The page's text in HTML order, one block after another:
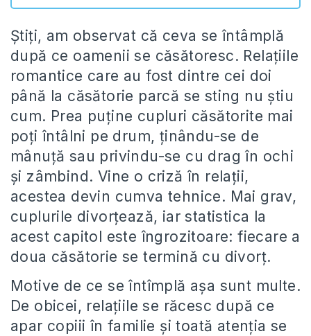
Știți, am observat că ceva se întâmplă
după ce oamenii se căsătoresc. Relațiile
romantice care au fost dintre cei doi
până la căsătorie parcă se sting nu știu
cum. Prea puține cupluri căsătorite mai
poți întâlni pe drum, ținându-se de
mânuță sau privindu-se cu drag în ochi
și zâmbind. Vine o criză în relații,
acestea devin cumva tehnice. Mai grav,
cuplurile divorțează, iar statistica la
acest capitol este îngrozitoare: fiecare a
doua căsătorie se termină cu divorț.
Motive de ce se întîmplă așa sunt multe.
De obicei, relațiile se răcesc după ce
apar copiii în familie și toată atenția se